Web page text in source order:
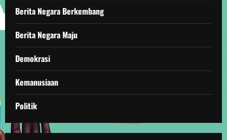
Berita Negara Berkembang
Berita Negara Maju
Demokrasi
Kemanusiaan
Politik